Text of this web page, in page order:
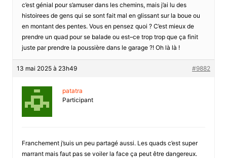
c’est génial pour s’amuser dans les chemins, mais j’ai lu des
histoirees de gens qui se sont fait mal en glissant sur la boue ou
en montant des pentes. Vous en pensez quoi ? C’est mieux de
prendre un quad pour se balade ou est–ce trop trop que ça finit
juste par prendre la poussière dans le garage ?! Oh là là !
13 mai 2025 à 23h49 #9882
patatra
Participant
Franchement j’suis un peu partagé aussi. Les quads c’est super
marrant mais faut pas se voiler la face ça peut être dangereux.